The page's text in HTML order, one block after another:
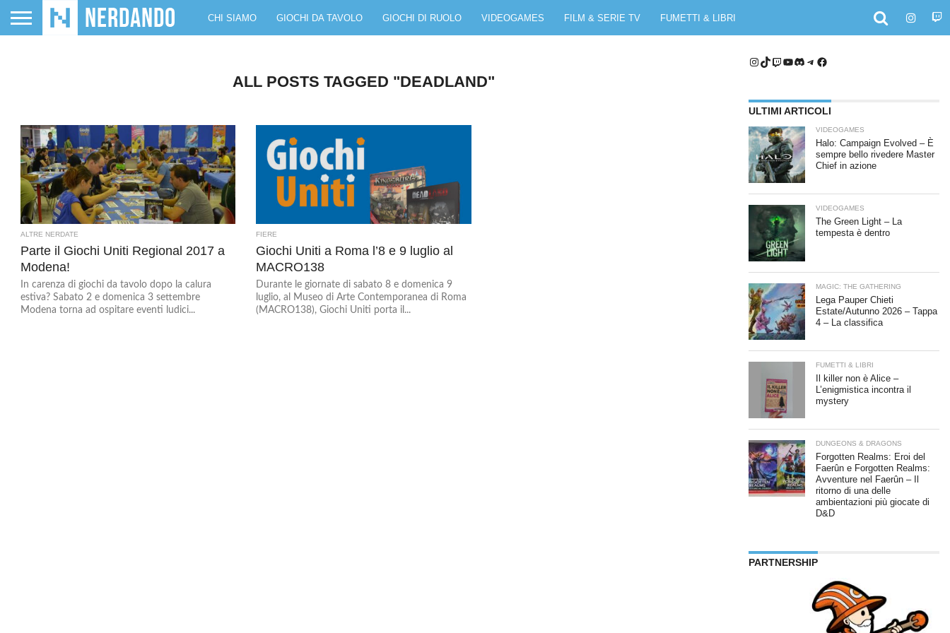
CHI SIAMO GIOCHI DA TAVOLO GIOCHI DI RUOLO VIDEOGAMES FILM & SERIE TV FUMETTI & LIBRI
ALL POSTS TAGGED "DEADLAND"
ALTRE NERDATE
Parte il Giochi Uniti Regional 2017 a
Modena!
In carenza di giochi da tavolo dopo la calura
estiva? Sabato 2 e domenica 3 settembre
Modena torna ad ospitare eventi ludici...
FIERE
Giochi Uniti a Roma l’8 e 9 luglio al
MACRO138
Durante le giornate di sabato 8 e domenica 9
luglio, al Museo di Arte Contemporanea di Roma
(MACRO138), Giochi Uniti porta il...
Instagram
TikTok
Twitch
YouTube
Discord
Telegram
Facebook
ULTIMI ARTICOLI
VIDEOGAMES
Halo: Campaign Evolved – È
sempre bello rivedere Master
Chief in azione
VIDEOGAMES
The Green Light – La
tempesta è dentro
MAGIC: THE GATHERING
Lega Pauper Chieti
Estate/Autunno 2026 – Tappa
4 – La classifica
FUMETTI & LIBRI
Il killer non è Alice –
L’enigmistica incontra il
mystery
DUNGEONS & DRAGONS
Forgotten Realms: Eroi del
Faerûn e Forgotten Realms:
Avventure nel Faerûn – Il
ritorno di una delle
ambientazioni più giocate di
D&D
PARTNERSHIP